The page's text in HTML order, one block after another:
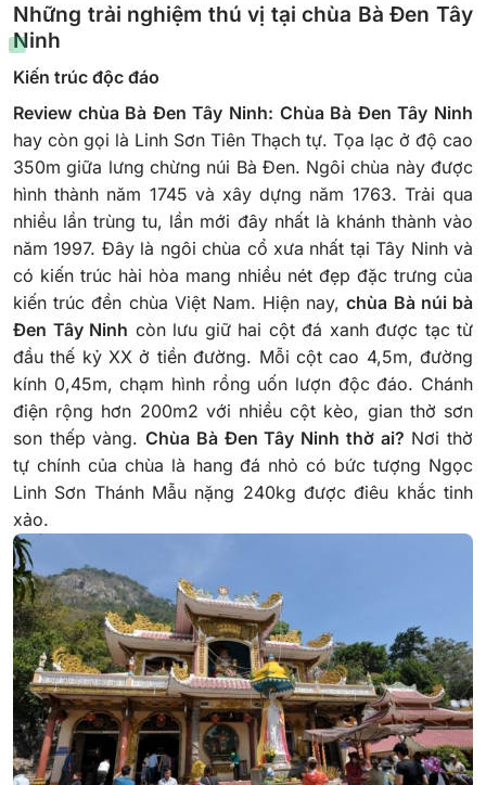
Những trải nghiệm thú vị tại chùa Bà Đen Tây
Ninh
Kiến trúc độc đáo
Review chùa Bà Đen Tây Ninh: Chùa Bà Đen Tây Ninh
hay còn gọi là Linh Sơn Tiên Thạch tự. Tọa lạc ở độ cao
350m giữa lưng chừng núi Bà Đen. Ngôi chùa này được
hình thành năm 1745 và xây dựng năm 1763. Trải qua
nhiều lần trùng tu, lần mới đây nhất là khánh thành vào
năm 1997. Đây là ngôi chùa cổ xưa nhất tại Tây Ninh và
có kiến trúc hài hòa mang nhiều nét đẹp đặc trưng của
kiến trúc đền chùa Việt Nam. Hiện nay,chùa Bà núi bà
Đen Tây Ninh còn lưu giữ hai cột đá xanh được tạc từ
đầu thế kỷ XX ở tiền đường. Mỗi cột cao 4,5m, đường
kính 0,45m, chạm hình rồng uốn lượn độc đáo. Chánh
điện rộng hơn 200m2 với nhiều cột kèo, gian thờ sơn
son thếp vàng.Chùa Bà Đen Tây Ninh thờ ai? Nơi thờ
tự chính của chùa là hang đá nhỏ có bức tượng Ngọc
Linh Sơn Thánh Mẫu nặng 240kg được điêu khắc tinh
xảo.